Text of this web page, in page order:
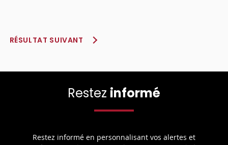
RÉSULTAT SUIVANT
Restez informé
Restez informé en personnalisant vos alertes et